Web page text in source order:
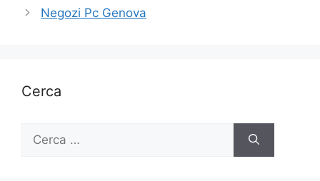
Negozi Pc Genova
Cerca
Ricerca